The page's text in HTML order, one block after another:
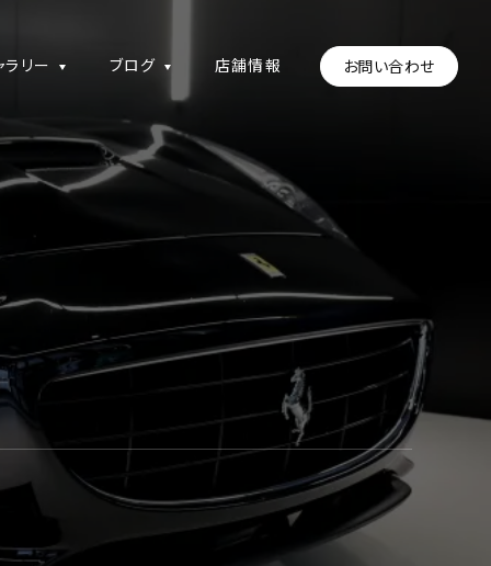
ラリー ブログ 店舗情報 お問い合わせ